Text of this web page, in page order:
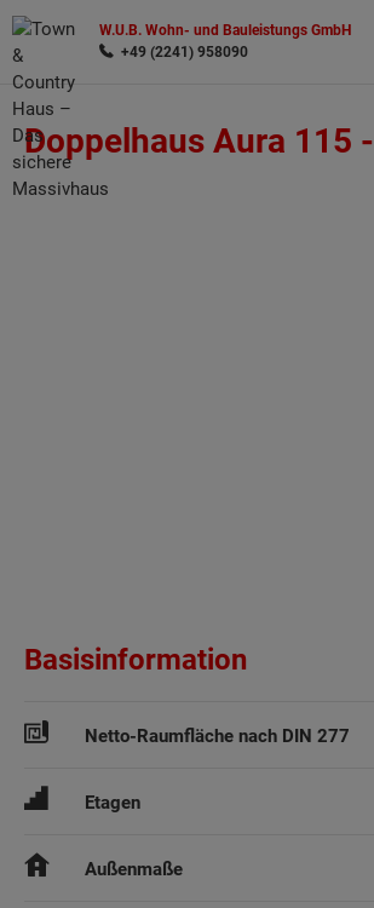
W.U.B. Wohn- und Bauleistungs GmbH
+49 (2241) 958090
Doppelhaus Aura 115 -
Basisinformation
Netto-Raumfläche nach DIN 277
Etagen
Außenmaße
Wonach möchten Sie suchen?